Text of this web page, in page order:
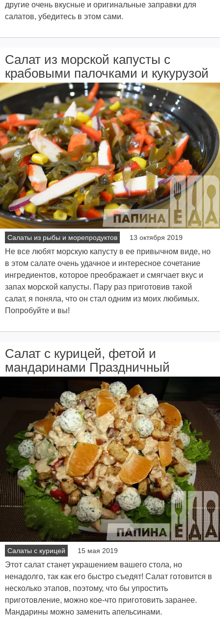
другие очень вкусные и оригинальные заправки для
салатов, убедитесь в этом сами.
Салат из морской капусты с
крабовыми палочками и кукурузой
Салаты из рыбы и морепродуктов 13 октября 2019
Не все любят морскую капусту в ее привычном виде, но
в этом салате очень удачное и интересное сочетание
ингредиентов, которое преображает и смягчает вкус и
запах морской капусты. Пару раз приготовив такой
салат, я поняла, что он стал одним из моих любимых.
Попробуйте и вы!
Салат с курицей, фетой и
мандаринами Праздничный
Салаты с курицей 15 мая 2019
Этот салат станет украшением вашего стола, но
ненадолго, так как его быстро съедят! Салат готовится в
несколько этапов, поэтому, что бы упростить
приготовление, можно кое-что приготовить заранее.
Мандарины можно заменить апельсинами.